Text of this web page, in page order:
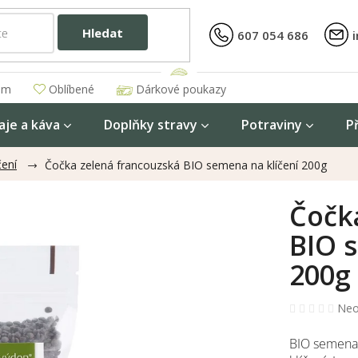
Hledat 607 054 686
Oblíbené Dárkové poukazy
a káva Doplňky stravy Potraviny
Čočka zelená francouzská BIO semena na klíčení 200g
BIO
BIO
200g
je